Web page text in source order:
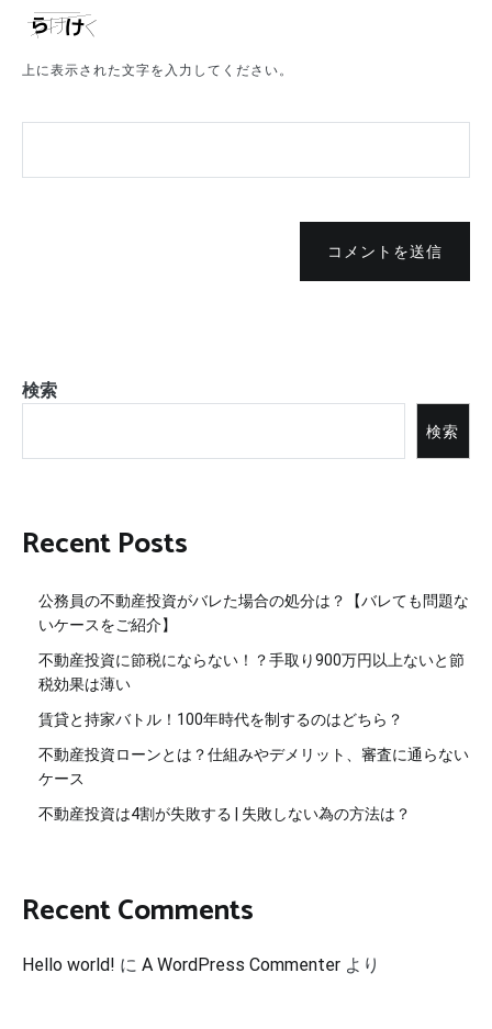
上に表示された文字を入力してください。
コメントを送信
検索
検索
Recent Posts
公務員の不動産投資がバレた場合の処分は？【バレても問題な
いケースをご紹介】
不動産投資に節税にならない！？手取り900万円以上ないと節
税効果は薄い
賃貸と持家バトル！100年時代を制するのはどちら？
不動産投資ローンとは？仕組みやデメリット、審査に通らない
ケース
不動産投資は4割が失敗する | 失敗しない為の方法は？
Recent Comments
Hello world! に A WordPress Commenter より